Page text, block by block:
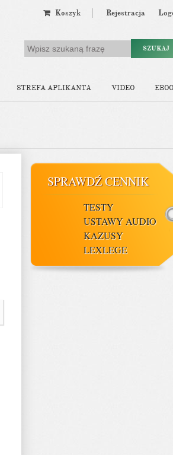
Koszyk Rejestracja
SZUKAJ
STREFA APLIKANTA VIDEO
SPRAWDŹ CENNIK
TESTY
USTAWY AUDIO
KAZUSY
LEXLEGE